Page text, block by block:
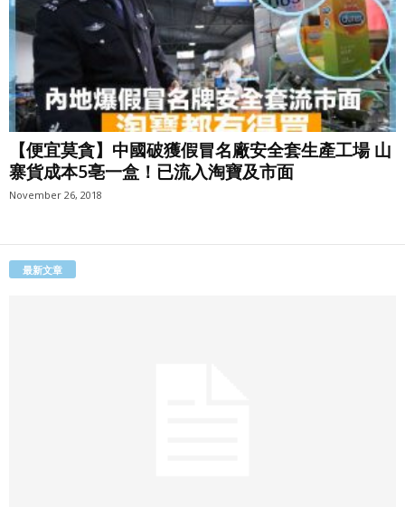
【便宜莫貪】中國破獲假冒名廠安全套生產工場 山
寨貨成本5亳一盒！已流入淘寶及市面
November 26, 2018
最新文章